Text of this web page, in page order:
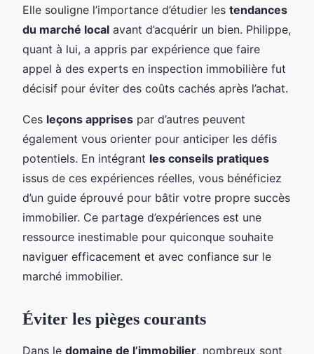
Elle souligne l’importance d’étudier les tendances
du marché local avant d’acquérir un bien. Philippe,
quant à lui, a appris par expérience que faire
appel à des experts en inspection immobilière fut
décisif pour éviter des coûts cachés après l’achat.
Ces leçons apprises par d’autres peuvent
également vous orienter pour anticiper les défis
potentiels. En intégrant les conseils pratiques
issus de ces expériences réelles, vous bénéficiez
d’un guide éprouvé pour bâtir votre propre succès
immobilier. Ce partage d’expériences est une
ressource inestimable pour quiconque souhaite
naviguer efficacement et avec confiance sur le
marché immobilier.
Éviter les pièges courants
Dans le domaine de l’immobilier, nombreux sont